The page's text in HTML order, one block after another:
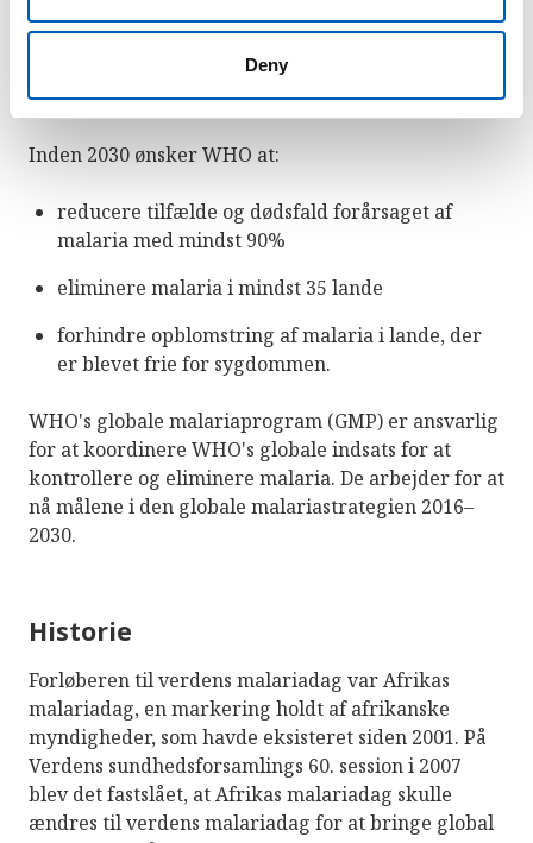
Deny
I 2015 vedtog WHO
2016-2030(Engelsk). Strategien er et teknisk
rammeværk, som skal støtte regionale
programmer i kampen mod malaria.
Inden 2030 ønsker WHO at:
reducere tilfælde og dødsfald forårsaget af
malaria med mindst 90%
eliminere malaria i mindst 35 lande
forhindre opblomstring af malaria i lande, der
er blevet frie for sygdommen.
WHO's globale malariaprogram (GMP) er ansvarlig
for at koordinere WHO's globale indsats for at
kontrollere og eliminere malaria. De arbejder for at
nå målene i den globale malariastrategien 2016–
2030.
Historie
Forløberen til verdens malariadag var Afrikas
malariadag, en markering holdt af afrikanske
myndigheder, som havde eksisteret siden 2001. På
Verdens sundhedsforsamlings 60. session i 2007
blev det fastslået, at Afrikas malariadag skulle
ændres til verdens malariadag for at bringe global